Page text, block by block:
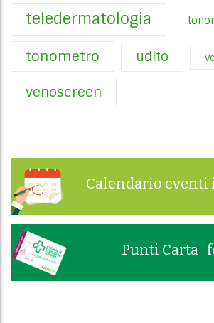
teledermatologia
tonometro udito
venoscreen
Calendario eventi
Punti Carta